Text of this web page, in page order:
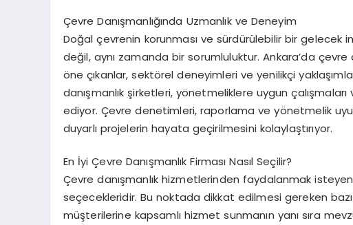
Çevre Danışmanlığında Uzmanlık ve Deneyim
Doğal çevrenin korunması ve sürdürülebilir bir
değil, aynı zamanda bir sorumluluktur. Ankara’da
öne çıkanlar, sektörel deneyimleri ve yenilikçi
danışmanlık şirketleri, yönetmeliklere uygun
ediyor. Çevre denetimleri, raporlama ve yönetmelik
duyarlı projelerin hayata geçirilmesini kolaylaştırıyor.
En İyi Çevre Danışmanlık Firması Nasıl Seçilir?
Çevre danışmanlık hizmetlerinden faydalanmak
seçecekleridir. Bu noktada dikkat edilmesi gereken bazı
müşterilerine kapsamlı hizmet sunmanın yanı sıra